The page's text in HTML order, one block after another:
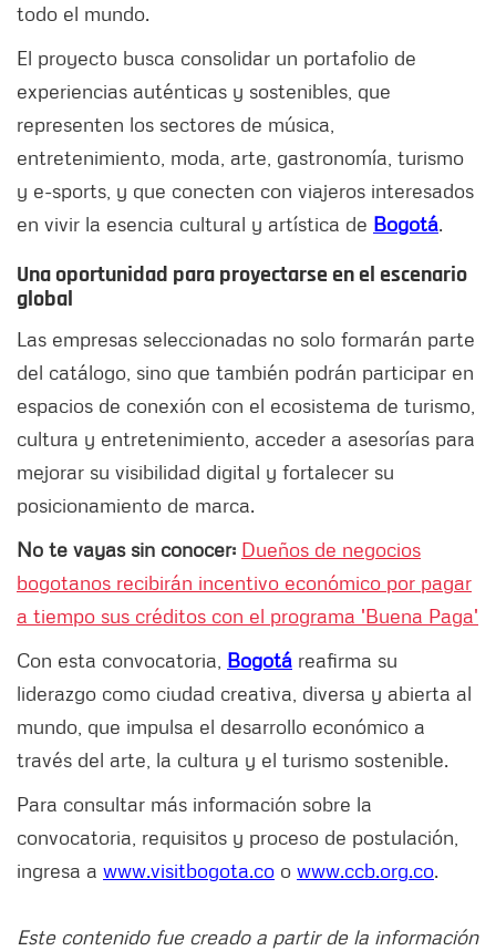
todo el mundo.
El proyecto busca consolidar un portafolio de
experiencias auténticas y sostenibles, que
representen los sectores de música,
entretenimiento, moda, arte, gastronomía, turismo
y e-sports, y que conecten con viajeros interesados
en vivir la esencia cultural y artística de Bogotá.
Una oportunidad para proyectarse en el escenario
global
Las empresas seleccionadas no solo formarán parte
del catálogo, sino que también podrán participar en
espacios de conexión con el ecosistema de turismo,
cultura y entretenimiento, acceder a asesorías para
mejorar su visibilidad digital y fortalecer su
posicionamiento de marca.
No te vayas sin conocer: Dueños de negocios
bogotanos recibirán incentivo económico por pagar
a tiempo sus créditos con el programa 'Buena Paga'
Con esta convocatoria, Bogotá reafirma su
liderazgo como ciudad creativa, diversa y abierta al
mundo, que impulsa el desarrollo económico a
través del arte, la cultura y el turismo sostenible.
Para consultar más información sobre la
convocatoria, requisitos y proceso de postulación,
ingresa a www.visitbogota.co o www.ccb.org.co.
Este contenido fue creado a partir de la información